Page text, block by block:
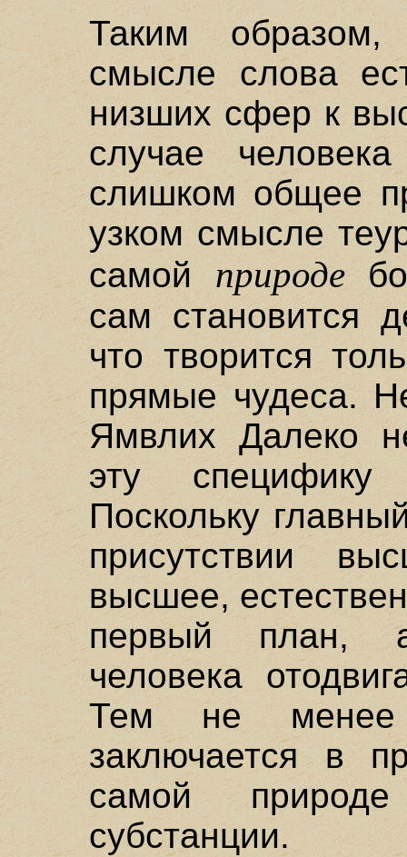
Таким
смысле слова
низших сфер к
случае
слишком общее
узком смысле
самойприроде
сам становится
что творится
прямые чудеса.
Ямвлих Далеко
эту
Поскольку
присутствии
высшее,
первый план,
человека
Тем не менее
заключается в
самой
субстанции.